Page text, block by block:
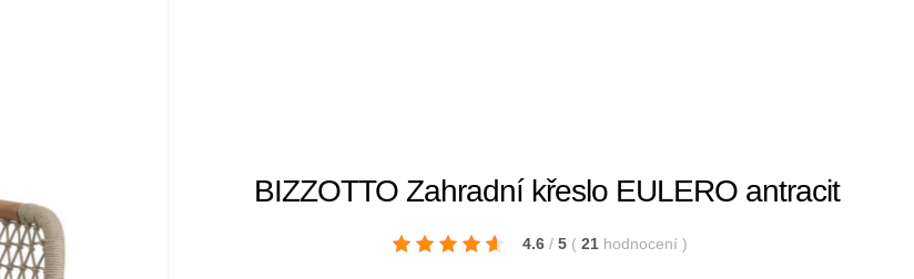
BIZZOTTO Zahradní křeslo EULERO antracit
4.6 / 5 ( 21 hodnocení )